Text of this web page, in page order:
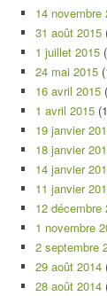
14 novembre
31 août 2015
1 juillet 2015
24 mai 2015
16 avril 2015
1 avril 2015
19 janvier
18 janvier
14 janvier
11 janvier
12 décembre
1 novembre
2 septembre
29 août 2014
28 août 2014